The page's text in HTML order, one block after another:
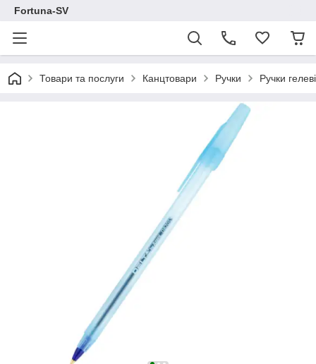
Fortuna-SV
Товари та послуги Канцтовари Ручки Ручки гелеві